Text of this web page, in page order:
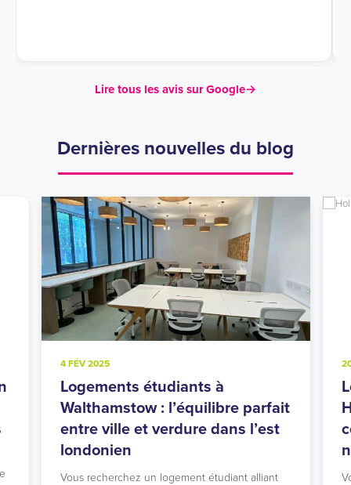
Lire tous les avis sur Google→
Dernières nouvelles du blog
4 FÉV 2025
Logements étudiants à
Walthamstow : l’équilibre parfait
entre ville et verdure dans l’est
londonien
Vous recherchez un logement étudiant alliant